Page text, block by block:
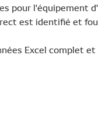
pour l'équipement
est identifié et
Excel complet et